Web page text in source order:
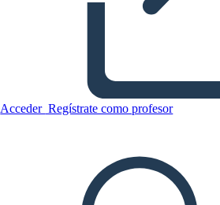
Acceder Regístrate como profesor
Genesis
UN GUIÓN GRÁFICO
DE DIAPOSITIVAS